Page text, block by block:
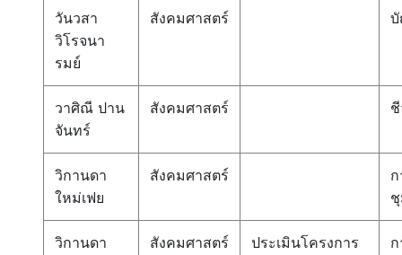
วันวสา
วิโรจนา
รมย์
สังคมศาสตร์
วาศิณี ปาน
จันทร์
สังคมศาสตร์
วิกานดา
ใหม่เฟย
สังคมศาสตร์
วิกานดา
สังคมศาสตร์ ประเมินโครงการ